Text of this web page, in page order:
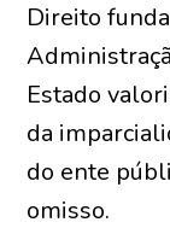
Direito
Estado
da
do ente
omisso.